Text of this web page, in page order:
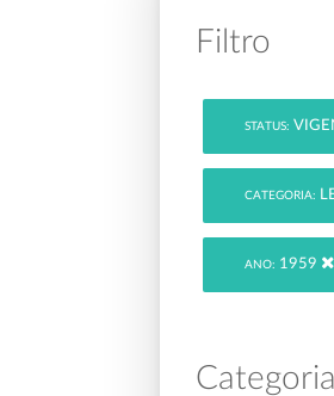
Filtro
STATUS:
CATEGORIA:
ANO: 1959
Categoria